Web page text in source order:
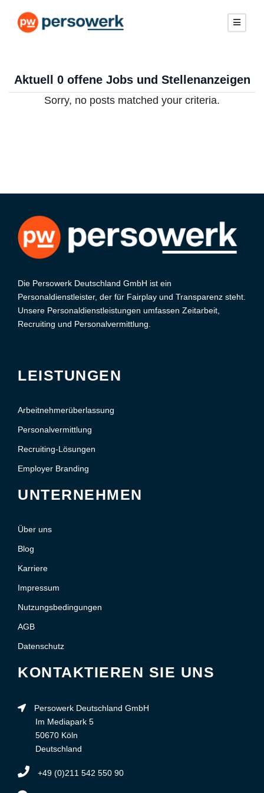
Aktuell 0 offene Jobs und Stellenanzeigen
Sorry, no posts matched your criteria.
Die Persowerk Deutschland GmbH ist ein
Personaldienstleister, der für Fairplay und Transparenz steht.
Unsere Personaldienstleistungen umfassen Zeitarbeit,
Recruiting und Personalvermittlung.
LEISTUNGEN
Arbeitnehmerüberlassung
Personalvermittlung
Recruiting-Lösungen
Employer Branding
UNTERNEHMEN
Über uns
Blog
Karriere
Impressum
Nutzungsbedingungen
AGB
Datenschutz
KONTAKTIEREN SIE UNS
Persowerk Deutschland GmbH
Im Mediapark 5
50670 Köln
Deutschland
+49 (0)211 542 550 90